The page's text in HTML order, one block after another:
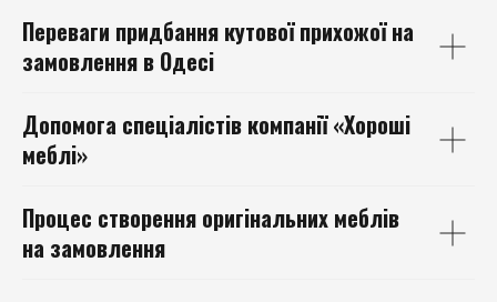
Переваги придбання кутової прихожої на
замовлення в Одесі
Допомога спеціалістів компанії «Хороші
меблі»
Процес створення оригінальних меблів
на замовлення